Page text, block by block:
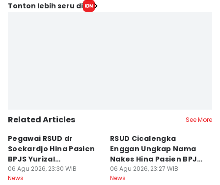
Tonton lebih seru di
Related Articles See More
Pegawai RSUD dr
Soekardjo Hina Pasien
BPJS Yurizal
Mengundurkan Diri
06 Agu 2026, 23:30 WIB
News
RSUD Cicalengka
Enggan Ungkap Nama
Nakes Hina Pasien BPJS
Yurizal
06 Agu 2026, 23:27 WIB
News